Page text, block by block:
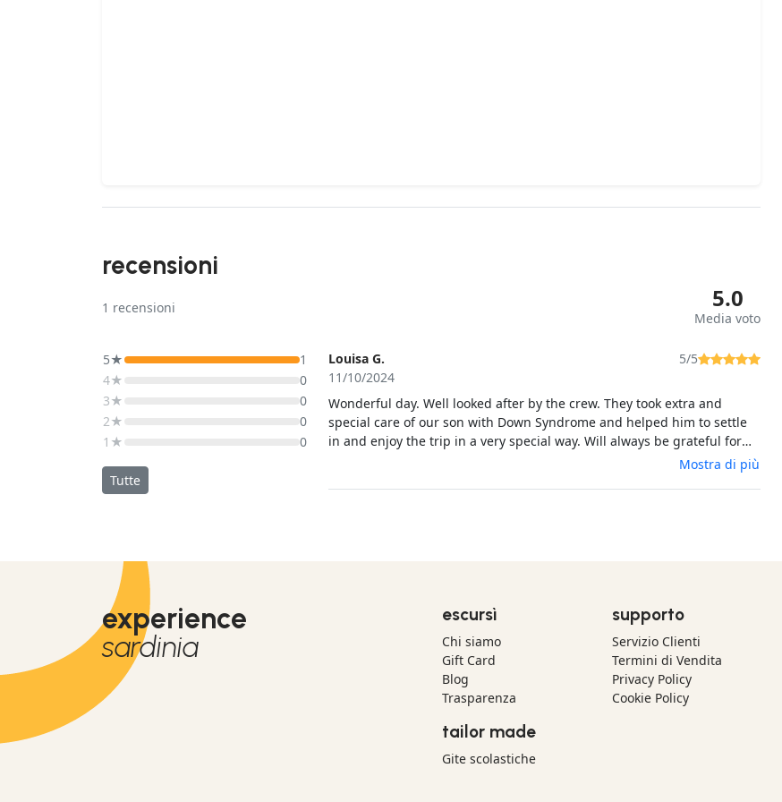
recensioni
1 recensioni 5.0
Media voto
5★
1
4★
0
3★
0
2★
0
1★
0
Tutte
Louisa G.
11/10/2024
5/5
Wonderful day. Well looked after by the crew. They took extra and
special care of our son with Down Syndrome and helped him to settle
in and enjoy the trip in a very special way. Will always be grateful for
Mostra di più
experience
sardinia
escursì
Chi siamo
Gift Card
Blog
Trasparenza
tailor made
Gite scolastiche
supporto
Servizio Clienti
Termini di Vendita
Privacy Policy
Cookie Policy